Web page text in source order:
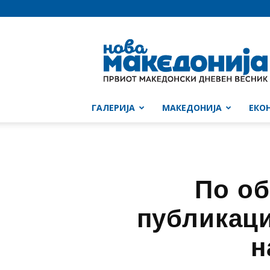
Македонија
ГАЛЕРИЈА МАКЕДОНИЈА
По